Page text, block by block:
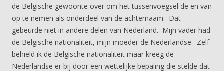
de Belgische gewoonte over om het tussenvoegsel de en van
op te nemen als onderdeel van de achternaam. Dat
gebeurde niet in andere delen van Nederland. Mijn vader had
de Belgische nationaliteit, mijn moeder de Nederlandse. Zelf
behield ik de Belgische nationaliteit maar kreeg de
Nederlandse er bij door een wettelijke bepaling die stelde dat